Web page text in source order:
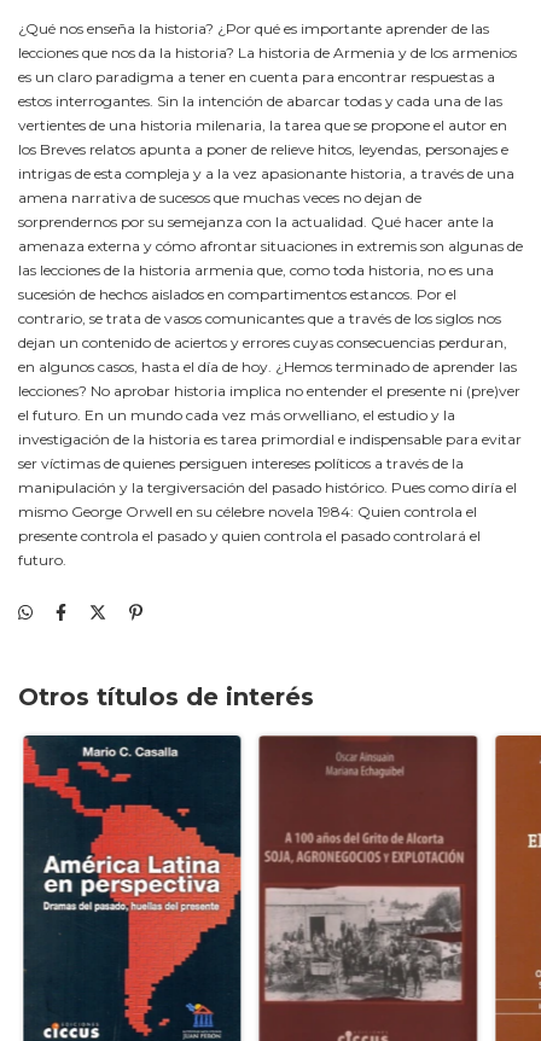
¿Qué nos enseña la historia? ¿Por qué es importante aprender de las
lecciones que nos da la historia? La historia de Armenia y de los armenios
es un claro paradigma a tener en cuenta para encontrar respuestas a
estos interrogantes. Sin la intención de abarcar todas y cada una de las
vertientes de una historia milenaria, la tarea que se propone el autor en
los Breves relatos apunta a poner de relieve hitos, leyendas, personajes e
intrigas de esta compleja y a la vez apasionante historia, a través de una
amena narrativa de sucesos que muchas veces no dejan de
sorprendernos por su semejanza con la actualidad. Qué hacer ante la
amenaza externa y cómo afrontar situaciones in extremis son algunas de
las lecciones de la historia armenia que, como toda historia, no es una
sucesión de hechos aislados en compartimentos estancos. Por el
contrario, se trata de vasos comunicantes que a través de los siglos nos
dejan un contenido de aciertos y errores cuyas consecuencias perduran,
en algunos casos, hasta el día de hoy. ¿Hemos terminado de aprender las
lecciones? No aprobar historia implica no entender el presente ni (pre)ver
el futuro. En un mundo cada vez más orwelliano, el estudio y la
investigación de la historia es tarea primordial e indispensable para evitar
ser víctimas de quienes persiguen intereses políticos a través de la
manipulación y la tergiversación del pasado histórico. Pues como diría el
mismo George Orwell en su célebre novela 1984: Quien controla el
presente controla el pasado y quien controla el pasado controlará el
futuro.
Otros títulos de interés